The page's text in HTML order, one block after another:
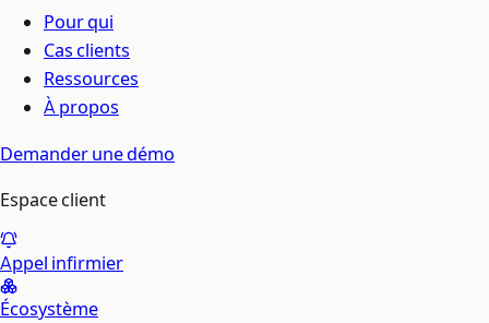
Pour qui
Cas clients
Ressources
À propos
Demander une démo
Espace client
Appel infirmier
Écosystème